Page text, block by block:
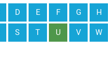
D E F G H
S T U V W